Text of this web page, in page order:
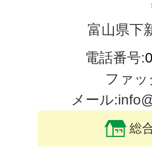
富山県下
電話番号:
ファッ
メール
総